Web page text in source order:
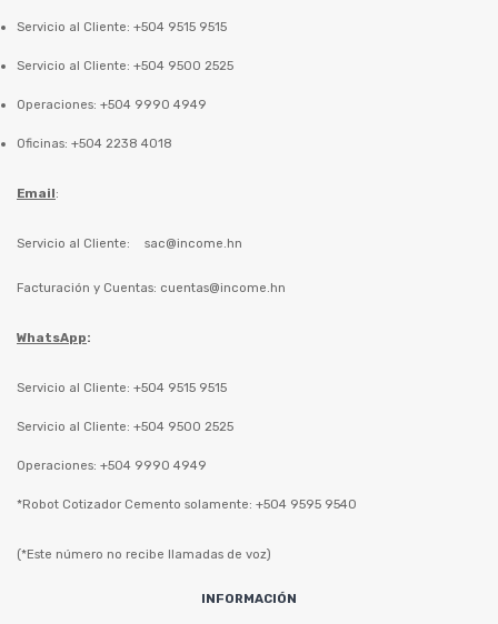
Servicio al Cliente: +504 9515 9515
Servicio al Cliente: +504 9500 2525
Operaciones: +504 9990 4949
Oficinas: +504 2238 4018
Email:
Servicio al Cliente: sac@income.hn
Facturación y Cuentas: cuentas@income.hn
WhatsApp:
Servicio al Cliente: +504 9515 9515
Servicio al Cliente: +504 9500 2525
Operaciones: +504 9990 4949
*Robot Cotizador Cemento solamente: +504 9595 9540
(*Este número no recibe llamadas de voz)
INFORMACIÓN